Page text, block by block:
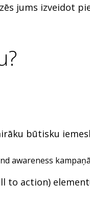
jums izveidot
būtisku
awareness
action)